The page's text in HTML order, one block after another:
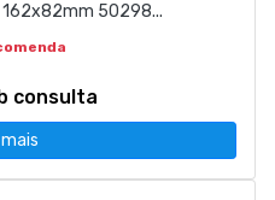
50298...
consulta